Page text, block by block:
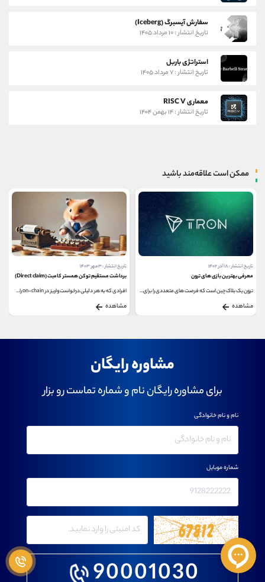
سفارش آیسبرگ (Iceberg)
تاریخ انتشار : ۱۰ مرداد ۱۴۰۵
استراتژی باربل
تاریخ انتشار : ۷ مرداد ۱۴۰۵
معماری RISC V
تاریخ انتشار : ۱۴ بهمن ۱۴۰۴
ممکن است علاقه‌مند باشید
تاریخ انتشار : ۱۸ آذر ۱۴۰۲
معرفی بهترین بازی های ترون
ترون یک بلاک چین است که فرصت های متعددی را برای...
مشاهده
تاریخ انتشار : ۳ مهر ۱۴۰۳
برداشت مستقیم توکن همستر کامبت (Direct claim)
افرادی که به هر دلیلی درخواست واریز در on-chain را...
مشاهده
مشاوره رایگان
برای مشاوره رایگان نام و شماره تماست رو بزار
نام و نام خانوادگی
شماره موبایل